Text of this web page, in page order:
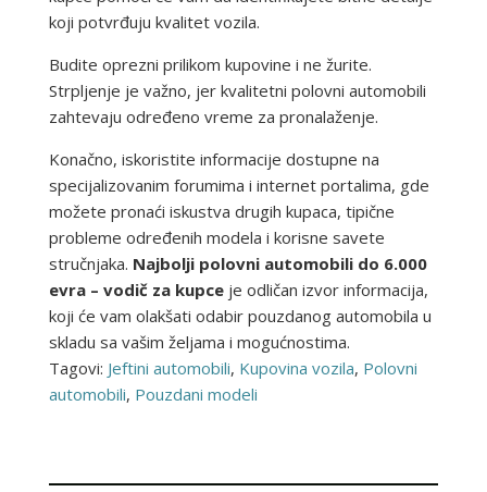
koji potvrđuju kvalitet vozila.
Budite oprezni prilikom kupovine i ne žurite.
Strpljenje je važno, jer kvalitetni polovni automobili
zahtevaju određeno vreme za pronalaženje.
Konačno, iskoristite informacije dostupne na
specijalizovanim forumima i internet portalima, gde
možete pronaći iskustva drugih kupaca, tipične
probleme određenih modela i korisne savete
stručnjaka. Najbolji polovni automobili do 6.000
evra – vodič za kupceje odličan izvor informacija,
koji će vam olakšati odabir pouzdanog automobila u
skladu sa vašim željama i mogućnostima.
Tagovi: Jeftini automobili, Kupovina vozila, Polovni
automobili, Pouzdani modeli